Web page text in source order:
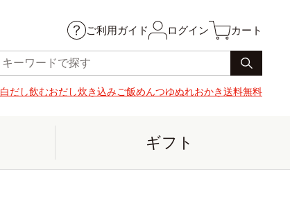
ご利用ガイド ログイン カート
白だし飲むおだし炊き込みご飯めんつゆぬれおかき送料無料
ギフト